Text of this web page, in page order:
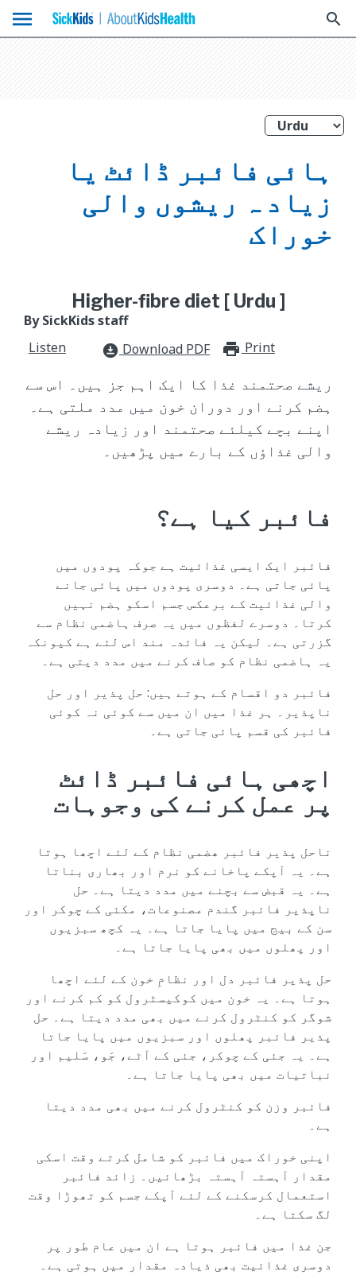
menu search
ہائی فائبر ڈائٹ یا
زیاد ہ ریشوں والی
خوراک
Higher-fibre diet [ Urdu ]
By SickKids staff
Listen
download_for_offline Download PDF Print
ریشے صحتمند غذا کا ایک اہم جز ہیں۔ اس سے
ہضم کرنے اور دوران خون میں مدد ملتی ہے۔
اپنے بچے کیلئے صحتمند اور زیادہ ریشے
والی غذاؤں کے بارے میں پڑھیں۔
فائبر کیا ہے؟
فائبر ایک ایسی غذائیت ہے جوکہ پودوں میں
پائی جاتی ہے۔ دوسری پودوں میں پائی جانے
والی غذائیت کے برعکس جسم اسکو ہضم نہیں
کرتا۔ دوسرے لفظوں میں یہ صرف ہاضمی نظام سے
گزرتی ہے۔ لیکن یہ فائدہ مند اس لئے ہے کیونکہ
یہ ہاضمی نظام کو صاف کرنے میں مدد دیتی ہے۔
فائبر دو اقسام کے ہوتے ہیں: حل پذیر اور حل
ناپذیر۔ ہر غذا میں ان میں سے کوئی نہ کوئی
فائبر کی قسم پائی جاتی ہے۔
اچھی ہائی فائبر ڈائٹ
پر عمل کرنے کی وجوہات
ناحل پذیر فائبر ھضمی نظام کے لئے اچھا ہوتا
ہے۔ یہ آپکے پاخانے کو نرم اور بھاری بناتا
ہے۔ یہ قبض سے بچنے میں مدد دیتا ہے۔ حل
ناپذیر فائبر گندم مصنوعات، مکئی کے چوکر اور
سن کے بیج میں پایا جاتا ہے۔ یہ کچھ سبزیوں
اور پھلوں میں بھی پایا جاتا ہے۔
حل پذیر فائبر دل اور نظامِ خون کے لئے اچھا
ہوتا ہے۔ یہ خون میں کوکیسٹرول کو کم کرنے اور
شوگر کو کنٹرول کرنے میں بھی مدد دیتا ہے۔ حل
پذیر فائبر پھلوں اور سبزیوں میں پایا جاتا
ہے۔ یہ جئی کے چوکر، جئی کے آٹے، جَو، سَلیم اور
نباتیات میں بھی پایا جاتا ہے۔
فائبر وزن کو کنٹرول کرنے میں بھی مدد دیتا
ہے۔
اپنی خوراک میں فائبر کو شامل کرتے وقت اسکی
مقدار آہستہ آہستہ بڑھائیں۔ زائد فائبر
استعمال کرسکنے کے لئے آپکے جسم کو تھوڑا وقت
لگ سکتا ہے۔
جن غذا میں فائبر ہوتا ہے ان میں عام طور پر
دوسری غذائیت بھی ذیادہ مقدار میں ہوتی ہے۔